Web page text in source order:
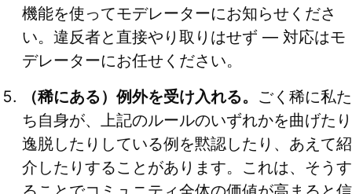
機能を使ってモデレーターにお知らせくださ
い。違反者と直接やり取りはせず — 対応はモ
デレーターにお任せください。
（稀にある）例外を受け入れる。 ごく稀に私た
ち自身が、上記のルールのいずれかを曲げたり
逸脱したりしている例を黙認したり、あえて紹
介したりすることがあります。これは、そうす